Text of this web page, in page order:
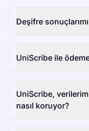
Deşifre
UniScribe ile
UniScribe,
nasıl koruyor?